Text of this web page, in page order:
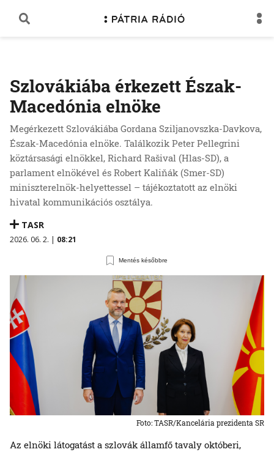
Szlovákiába érkezett Észak-
Macedónia elnöke
Megérkezett Szlovákiába Gordana Sziljanovszka-Davkova,
Észak-Macedónia elnöke. Találkozik Peter Pellegrini
köztársasági elnökkel, Richard Rašival (Hlas-SD), a
parlament elnökével és Robert Kaliňák (Smer-SD)
miniszterelnök-helyettessel – tájékoztatott az elnöki
hivatal kommunikációs osztálya.
TASR
2026. 06. 2. | 08:21
Mentés későbbre
Foto: TASR/Kancelária prezidenta SR
Az elnöki látogatást a szlovák államfő tavaly októberi,